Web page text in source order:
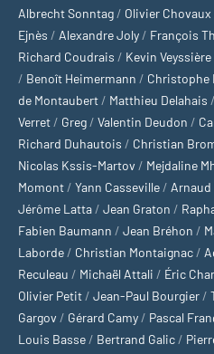
Albrecht Sonntag / Olivier Chovaux
Ejnès / Alexandre Joly / François
Richard Coudrais / Kevin Veyssière
/ Benoît Heimermann / Christophe
de Montaubert / Matthieu Delahais /
Verret / Greg / Valentin Deudon /
Richard Duhautois / Christian
Nicolas Kssis-Martov / Mejdaline
Momont / Yann Casseville / Arnaud
Jérôme Latta / Jean Graton /
Fabien Baumann / Jean Bréhon /
Laborde / Christian Montaignac /
Reculeau / Michaël Attali / Éric
Olivier Petit / Jean-Paul Bourgier /
Gargov / Gérard Camy / Pascal
Louis Basse / Bertrand Galic /